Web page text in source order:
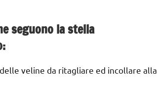
seguono la stella
veline da ritagliare ed incollare alla